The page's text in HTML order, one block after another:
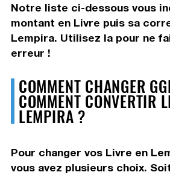
Notre liste ci-dessous vous
montant en Livre puis sa
Lempira. Utilisez la pour ne
erreur !
COMMENT CHANGER
COMMENT CONVERTIR
LEMPIRA ?
Pour changer vos Livre en
vous avez plusieurs choix.